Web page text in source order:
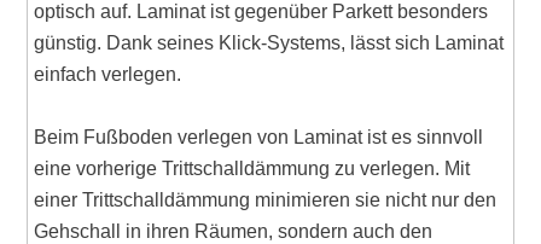
optisch auf. Laminat ist gegenüber Parkett besonders
günstig. Dank seines Klick-Systems, lässt sich Laminat
einfach verlegen.
Beim Fußboden verlegen von Laminat ist es sinnvoll
eine vorherige Trittschalldämmung zu verlegen. Mit
einer Trittschalldämmung minimieren sie nicht nur den
Gehschall in ihren Räumen, sondern auch den